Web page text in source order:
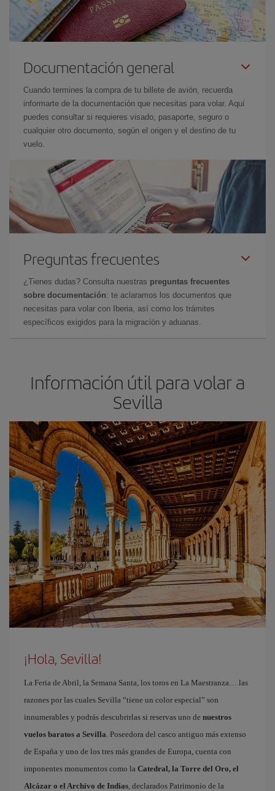
Documentación general
Cuando termines la compra de tu billete de avión, recuerda
informarte de la documentación que necesitas para volar. Aquí
puedes consultar si requieres visado, pasaporte, seguro o
cualquier otro documento, según el origen y el destino de tu
vuelo.
Preguntas frecuentes
¿Tienes dudas? Consulta nuestras preguntas frecuentes
sobre documentación: te aclaramos los documentos que
necesitas para volar con Iberia, así como los trámites
específicos exigidos para la migración y aduanas.
Información útil para volar a
Sevilla
¡Hola, Sevilla!
La Feria de Abril, la Semana Santa, los toros en La Maestranza… las
razones por las cuales Sevilla “tiene un color especial” son
innumerables y podrás descubrirlas si reservas uno de nuestros
vuelos baratos a Sevilla. Poseedora del casco antiguo más extenso
de España y uno de los tres más grandes de Europa, cuenta con
imponentes monumentos como la Catedral, la Torre del Oro, el
Alcázar o el Archivo de Indias, declarados Patrimonio de la